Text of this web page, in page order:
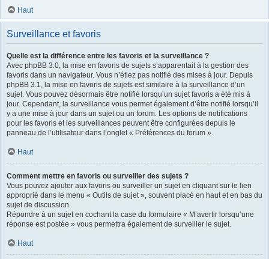
Haut
Surveillance et favoris
Quelle est la différence entre les favoris et la surveillance ?
Avec phpBB 3.0, la mise en favoris de sujets s’apparentait à la gestion des
favoris dans un navigateur. Vous n’étiez pas notifié des mises à jour. Depuis
phpBB 3.1, la mise en favoris de sujets est similaire à la surveillance d’un
sujet. Vous pouvez désormais être notifié lorsqu’un sujet favoris a été mis à
jour. Cependant, la surveillance vous permet également d’être notifié lorsqu’il
y a une mise à jour dans un sujet ou un forum. Les options de notifications
pour les favoris et les surveillances peuvent être configurées depuis le
panneau de l’utilisateur dans l’onglet « Préférences du forum ».
Haut
Comment mettre en favoris ou surveiller des sujets ?
Vous pouvez ajouter aux favoris ou surveiller un sujet en cliquant sur le lien
approprié dans le menu « Outils de sujet », souvent placé en haut et en bas du
sujet de discussion.
Répondre à un sujet en cochant la case du formulaire « M’avertir lorsqu’une
réponse est postée » vous permettra également de surveiller le sujet.
Haut